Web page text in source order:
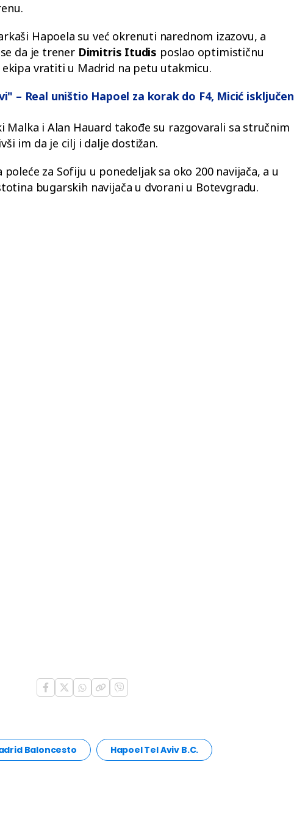
Hapoela su već okrenuti narednom izazovu, a
da je trenerDimitris Itudis poslao optimističnu
ekipa vratiti u Madrid na petu utakmicu.
– Real uništio Hapoel za korak do F4, Micić isključen
Malka i Alan Hauard takođe su razgovarali sa stručnim
im da je cilj i dalje dostižan.
za Sofiju u ponedeljak sa oko 200 navijača, a u
bugarskih navijača u dvorani u Botevgradu.
Baloncesto Hapoel Tel Aviv B.C.